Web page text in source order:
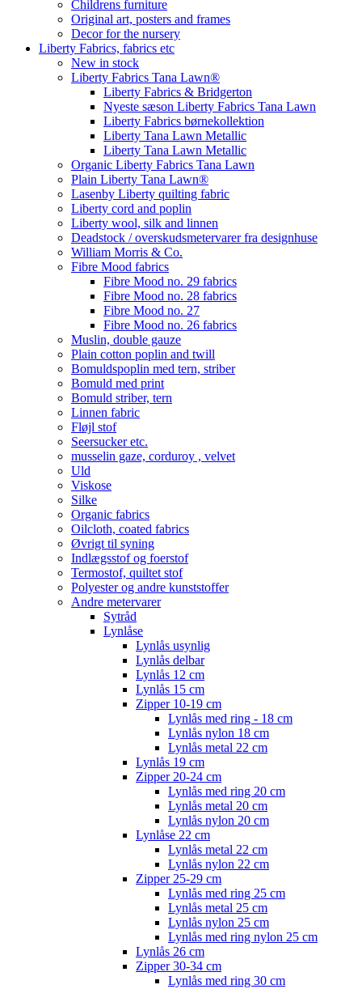
Childrens furniture
Original art, posters and frames
Decor for the nursery
Liberty Fabrics, fabrics etc
New in stock
Liberty Fabrics Tana Lawn®
Liberty Fabrics & Bridgerton
Nyeste sæson Liberty Fabrics Tana Lawn
Liberty Fabrics børnekollektion
Liberty Tana Lawn Metallic
Liberty Tana Lawn Metallic
Organic Liberty Fabrics Tana Lawn
Plain Liberty Tana Lawn®
Lasenby Liberty quilting fabric
Liberty cord and poplin
Liberty wool, silk and linnen
Deadstock / overskudsmetervarer fra designhuse
William Morris & Co.
Fibre Mood fabrics
Fibre Mood no. 29 fabrics
Fibre Mood no. 28 fabrics
Fibre Mood no. 27
Fibre Mood no. 26 fabrics
Muslin, double gauze
Plain cotton poplin and twill
Bomuldspoplin med tern, striber
Bomuld med print
Bomuld striber, tern
Linnen fabric
Fløjl stof
Seersucker etc.
musselin gaze, corduroy , velvet
Uld
Viskose
Silke
Organic fabrics
Oilcloth, coated fabrics
Øvrigt til syning
Indlægsstof og foerstof
Termostof, quiltet stof
Polyester og andre kunststoffer
Andre metervarer
Sytråd
Lynlåse
Lynlås usynlig
Lynlås delbar
Lynlås 12 cm
Lynlås 15 cm
Zipper 10-19 cm
Lynlås med ring - 18 cm
Lynlås nylon 18 cm
Lynlås metal 22 cm
Lynlås 19 cm
Zipper 20-24 cm
Lynlås med ring 20 cm
Lynlås metal 20 cm
Lynlås nylon 20 cm
Lynlåse 22 cm
Lynlås metal 22 cm
Lynlås nylon 22 cm
Zipper 25-29 cm
Lynlås med ring 25 cm
Lynlås metal 25 cm
Lynlås nylon 25 cm
Lynlås med ring nylon 25 cm
Lynlås 26 cm
Zipper 30-34 cm
Lynlås med ring 30 cm